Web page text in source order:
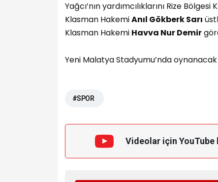
Yağcı’nın yardımcılıklarını Rize
Klasman HakemiAnıl Gökberk Sarı
Klasman Hakemi Havva Nur Demir
Yeni Malatya Stadyumu’nda
#SPOR
Videolar için YouTube